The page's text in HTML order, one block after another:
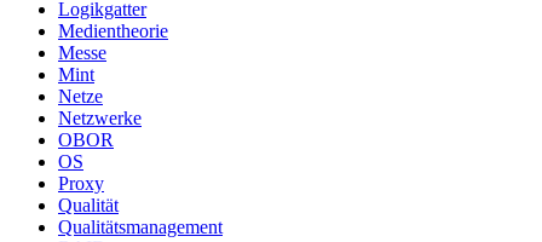
Logikgatter
Medientheorie
Messe
Mint
Netze
Netzwerke
OBOR
OS
Proxy
Qualität
Qualitätsmanagement